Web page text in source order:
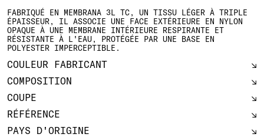
FABRIQUÉ EN MEMBRANA 3L TC, UN TISSU LÉGER À TRIPLE
ÉPAISSEUR, IL ASSOCIE UNE FACE EXTÉRIEURE EN NYLON
OPAQUE À UNE MEMBRANE INTÉRIEURE RESPIRANTE ET
RÉSISTANTE À L'EAU, PROTÉGÉE PAR UNE BASE EN
POLYESTER IMPERCEPTIBLE.
COULEUR FABRICANT
COMPOSITION
COUPE
RÉFÉRENCE
PAYS D'ORIGINE